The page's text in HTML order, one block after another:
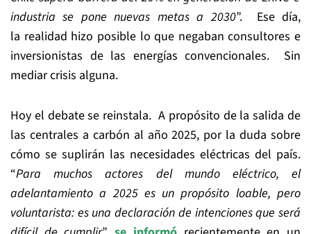
industria se pone nuevas metas a 2030”. Ese día,
la realidad hizo posible lo que negaban consultores e
inversionistas de las energías convencionales. Sin
mediar crisis alguna.
Hoy el debate se reinstala. A propósito de la salida de
las centrales a carbón al año 2025, por la duda sobre
cómo se suplirán las necesidades eléctricas del país.
“Para muchos actores del mundo eléctrico, el
adelantamiento a 2025 es un propósito loable, pero
voluntarista: es una declaración de intenciones que será